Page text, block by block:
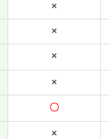
×
×
×
×
〇
×